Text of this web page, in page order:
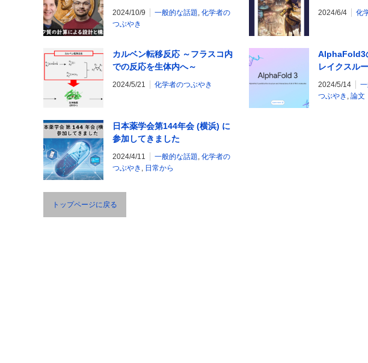
造予測」へ
2024/10/9 一般的な話題, 化学者の
つぶやき
2024/6/4 化
カルベン転移反応 ～フラスコ内
での反応を生体内へ～
2024/5/21 化学者のつぶやき
AlphaFold3
レイクスル
実際にβ版
2024/5/14
つぶやき , 論文
日本薬学会第144年会 (横浜) に
参加してきました
2024/4/11 一般的な話題, 化学者の
つぶやき , 日常から
トップページに戻る